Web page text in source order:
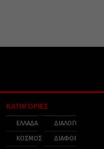
ΚΑΤΗΓΟΡΙΕΣ
ΕΛΛΑΔΑ
ΚΟΣΜΟΣ
ΔΙΑΛΟΓΟΣ
ΔΙΑΦΟΡΑ